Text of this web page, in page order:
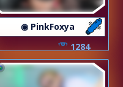
◉ PinkFoxya
1284